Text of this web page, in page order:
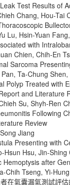
Test Results of
Chang, Hou-Tai
Lu, Hsin-Yuan
with
Chien, Chih-En
Sarcoma
Ta-Chung
Polyp Treated with
and Literature
Su, Shyh-Ren
Following
Review
Jiang
Presenting with
Hsun Hsu, Jin-Shing
Hemoptysis after
Chih Tseng, Yi-
在氣囊漏氣測試評